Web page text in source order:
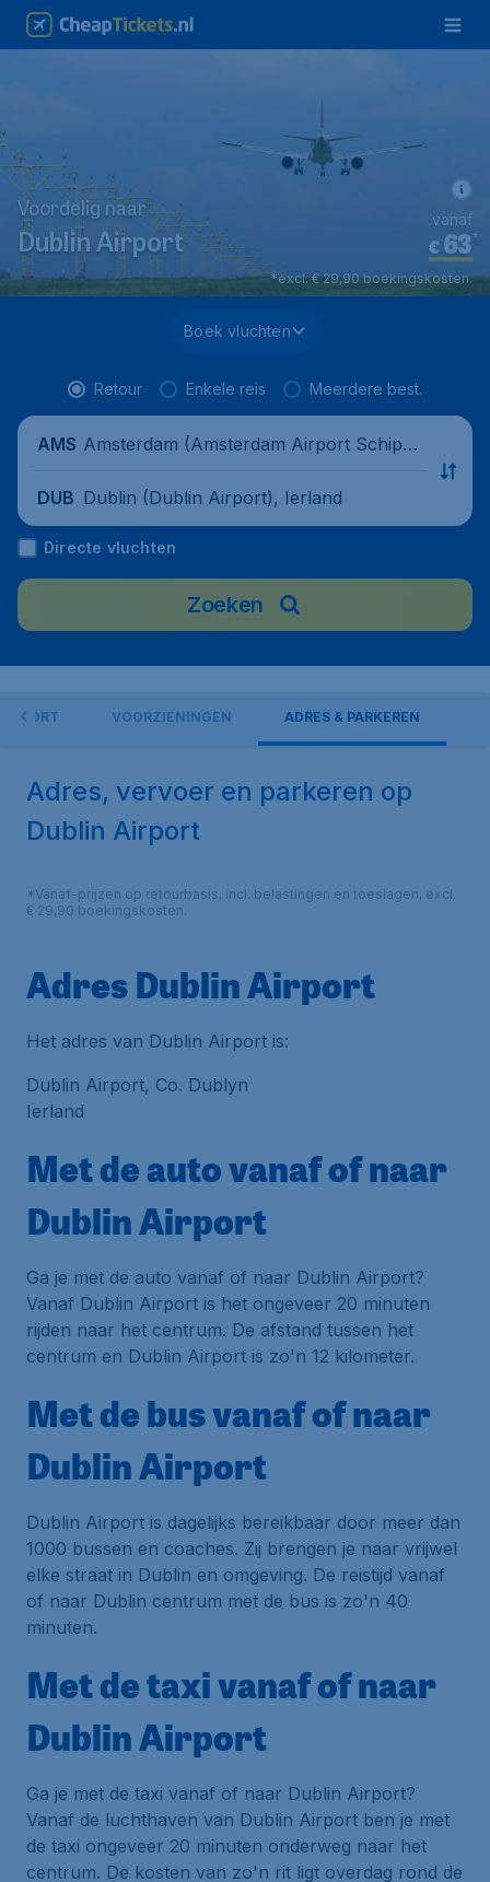
Voordelig naar
Dublin Airport €63*
vanaf
*excl. € 29,90 boekingskosten.
Boek vluchten
Retour Enkele reis Meerdere best.
AMS Amsterdam (Amsterdam Airport Schipho
DUB Dublin (Dublin Airport), Ierland
Directe vluchten
Zoeken
VOORZIENINGEN ADRES & PARKEREN
Adres, vervoer en parkeren op
Dublin Airport
*Vanaf-prijzen op retourbasis, incl. belastingen en toeslagen, excl.
€ 29,90 boekingskosten.
Adres Dublin Airport
Het adres van Dublin Airport is:
Dublin Airport, Co. Dublyn
Ierland
Met de auto vanaf of naar
Dublin Airport
Ga je met de auto vanaf of naar Dublin Airport?
Vanaf Dublin Airport is het ongeveer 20 minuten
rijden naar het centrum. De afstand tussen het
centrum en Dublin Airport is zo'n 12 kilometer.
Met de bus vanaf of naar
Dublin Airport
Dublin Airport is dagelijks bereikbaar door meer dan
1000 bussen en coaches. Zij brengen je naar vrijwel
elke straat in Dublin en omgeving. De reistijd vanaf
of naar Dublin centrum met de bus is zo'n 40
minuten.
Met de taxi vanaf of naar
Dublin Airport
Ga je met de taxi vanaf of naar Dublin Airport?
Vanaf de luchthaven van Dublin Airport ben je met
de taxi ongeveer 20 minuten onderweg naar het
centrum. De kosten van zo'n rit ligt overdag rond de